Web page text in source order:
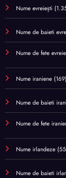
Nume evreiești
Nume de baieti
Nume de fete
Nume iraniene (169)
Nume de baieti
Nume de fete
Nume irlandeze
Nume de baieti